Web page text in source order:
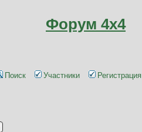
Форум 4x4
Поиск Участники Регистрация